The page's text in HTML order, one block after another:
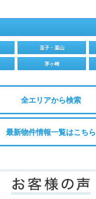
逗子・葉山
茅ヶ崎
全エリアから検索
最新物件情報一覧はこちら